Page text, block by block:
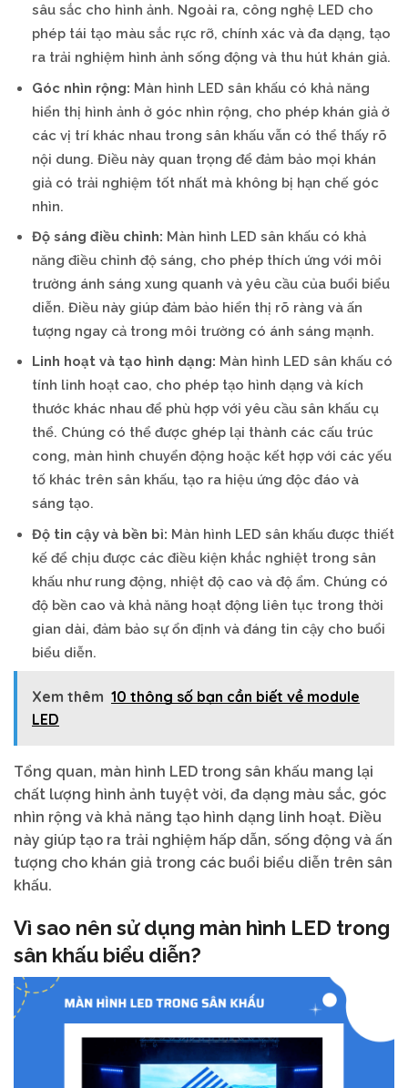
sâu sắc cho hình ảnh. Ngoài ra, công nghệ LED cho
phép tái tạo màu sắc rực rỡ, chính xác và đa dạng, tạo
ra trải nghiệm hình ảnh sống động và thu hút khán giả.
Góc nhìn rộng: Màn hình LED sân khấu có khả năng
hiển thị hình ảnh ở góc nhìn rộng, cho phép khán giả ở
các vị trí khác nhau trong sân khấu vẫn có thể thấy rõ
nội dung. Điều này quan trọng để đảm bảo mọi khán
giả có trải nghiệm tốt nhất mà không bị hạn chế góc
nhìn.
Độ sáng điều chỉnh: Màn hình LED sân khấu có khả
năng điều chỉnh độ sáng, cho phép thích ứng với môi
trường ánh sáng xung quanh và yêu cầu của buổi biểu
diễn. Điều này giúp đảm bảo hiển thị rõ ràng và ấn
tượng ngay cả trong môi trường có ánh sáng mạnh.
Linh hoạt và tạo hình dạng: Màn hình LED sân khấu có
tính linh hoạt cao, cho phép tạo hình dạng và kích
thước khác nhau để phù hợp với yêu cầu sân khấu cụ
thể. Chúng có thể được ghép lại thành các cấu trúc
cong, màn hình chuyển động hoặc kết hợp với các yếu
tố khác trên sân khấu, tạo ra hiệu ứng độc đáo và
sáng tạo.
Độ tin cậy và bền bỉ: Màn hình LED sân khấu được thiết
kế để chịu được các điều kiện khắc nghiệt trong sân
khấu như rung động, nhiệt độ cao và độ ẩm. Chúng có
độ bền cao và khả năng hoạt động liên tục trong thời
gian dài, đảm bảo sự ổn định và đáng tin cậy cho buổi
biểu diễn.
Xem thêm 10 thông số bạn cần biết về module
LED
Tổng quan, màn hình LED trong sân khấu mang lại
chất lượng hình ảnh tuyệt vời, đa dạng màu sắc, góc
nhìn rộng và khả năng tạo hình dạng linh hoạt. Điều
này giúp tạo ra trải nghiệm hấp dẫn, sống động và ấn
tượng cho khán giả trong các buổi biểu diễn trên sân
khấu.
Vì sao nên sử dụng màn hình LED trong
sân khấu biểu diễn?